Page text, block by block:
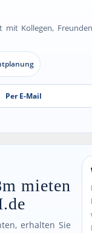
Kollegen,
Per E-Mail
mieten
erhalten Sie